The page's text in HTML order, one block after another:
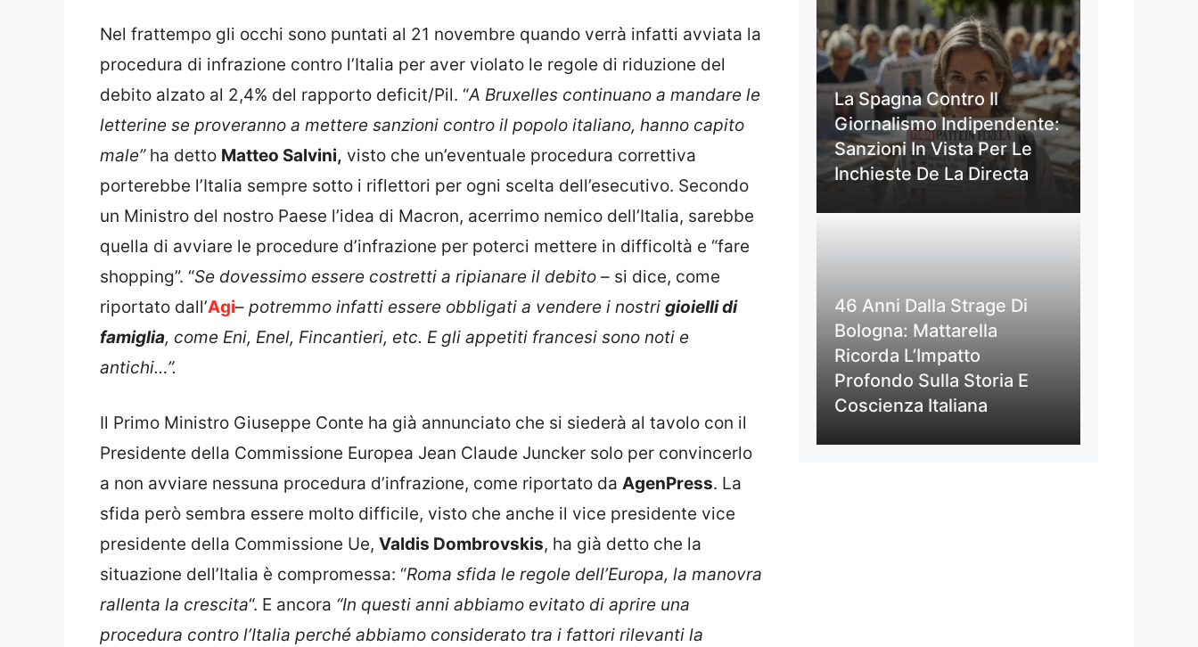
Nel frattempo gli occhi sono puntati al 21 novembre quando verrà infatti avviata la
procedura di infrazione contro l’Italia per aver violato le regole di riduzione del
debito alzato al 2,4% del rapporto deficit/Pil. “A Bruxelles continuano a mandare le
letterine se proveranno a mettere sanzioni contro il popolo italiano, hanno capito
male”ha detto Matteo Salvini, visto che un’eventuale procedura correttiva
porterebbe l’Italia sempre sotto i riflettori per ogni scelta dell’esecutivo. Secondo
un Ministro del nostro Paese l’idea di Macron, acerrimo nemico dell’Italia, sarebbe
quella di avviare le procedure d’infrazione per poterci mettere in difficoltà e “fare
shopping”. “Se dovessimo essere costretti a ripianare il debito – si dice, come
riportato dall’Agi– potremmo infatti essere obbligati a vendere i nostri gioielli di
famiglia, come Eni, Enel, Fincantieri, etc. E gli appetiti francesi sono noti e
antichi…”.
Il Primo Ministro Giuseppe Conte ha già annunciato che si siederà al tavolo con il
Presidente della Commissione Europea Jean Claude Juncker solo per convincerlo
a non avviare nessuna procedura d’infrazione, come riportato da AgenPress. La
sfida però sembra essere molto difficile, visto che anche il vice presidente vice
presidente della Commissione Ue, Valdis Dombrovskis, ha già detto che la
situazione dell’Italia è compromessa: “Roma sfida le regole dell’Europa, la manovra
rallenta la crescita“. E ancora “In questi anni abbiamo evitato di aprire una
procedura contro l’Italia perché abbiamo considerato tra i fattori rilevanti la
La Spagna Contro Il
Giornalismo Indipendente:
Sanzioni In Vista Per Le
Inchieste De La Directa
46 Anni Dalla Strage Di
Bologna: Mattarella
Ricorda L’Impatto
Profondo Sulla Storia E
Coscienza Italiana